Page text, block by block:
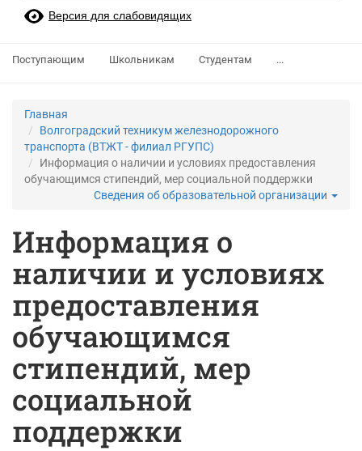
Версия для слабовидящих
Поступающим Школьникам Студентам ...
Главная
Волгоградский техникум железнодорожного
транспорта (ВТЖТ - филиал РГУПС)
Информация о наличии и условиях предоставления
обучающимся стипендий, мер социальной поддержки
Сведения об образовательной организации
Информация о
наличии и условиях
предоставления
обучающимся
стипендий, мер
социальной
поддержки